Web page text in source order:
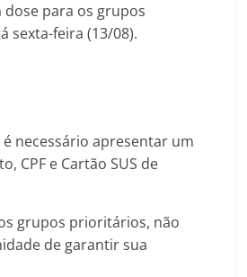
para os grupos
sexta-feira (13/08).
necessário apresentar um
CPF e Cartão SUS de
grupos prioritários, não
de garantir sua